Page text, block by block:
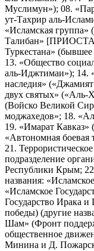
Муслимун»); 08.
ут-Тахрир аль-
«Исламская
Талибан»
Туркестана»
13. «Общество
аль-Иджтимаи»); 14.
наследия»
двух святых»
(Войско Великой
моджахедов»; 18.
19. «Имарат
«Автономная боевая
21.
подразделение
Республики Крым;
названия:
«Исламское
Государство Ирака
победы) (другие
Шам» (Фронт
общественное
Минина и Д.